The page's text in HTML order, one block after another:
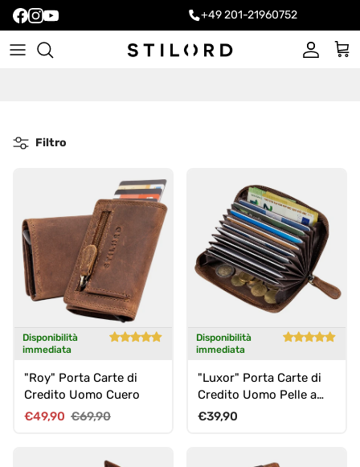
+49 201-21960752
Account
Filtro
Disponibilità
immediata
"Roy" Porta Carte di
Credito Uomo Cuero
Prezzo di vendita
€49,90 Prezzo normale
€69,90
Disponibilità
immediata
"Luxor" Porta Carte di
Credito Uomo Pelle a
Fisarmonica con 9
Prezzo normale
€39,90